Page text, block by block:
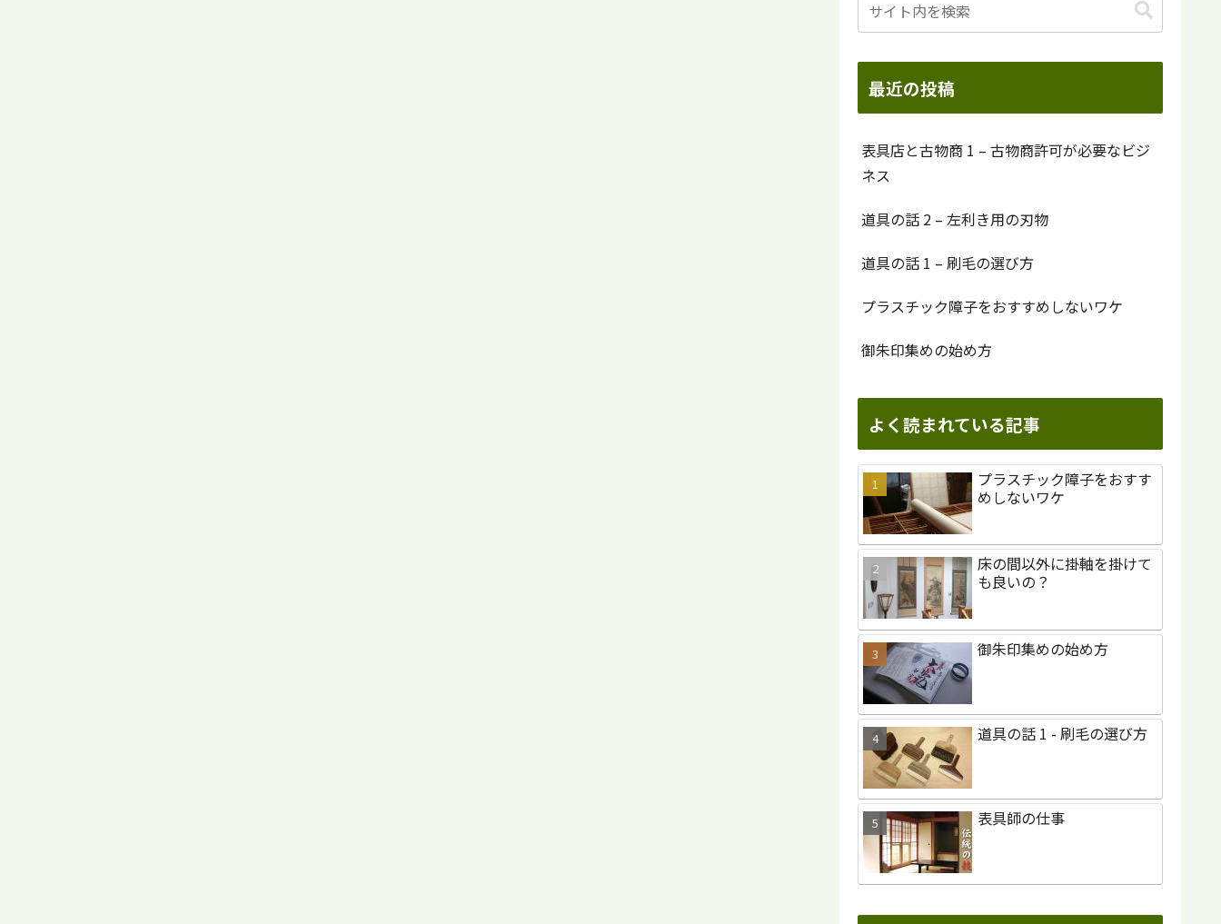
最近の投稿
表具店と古物商 1 – 古物商許可が必要なビジ
ネス
道具の話 2 – 左利き用の刃物
道具の話 1 – 刷毛の選び方
プラスチック障子をおすすめしないワケ
御朱印集めの始め方
よく読まれている記事
プラスチック障子をおすす
めしないワケ
床の間以外に掛軸を掛けて
も良いの？
御朱印集めの始め方
道具の話 1 - 刷毛の選び方
表具師の仕事